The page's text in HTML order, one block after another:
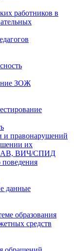
работников в
ЗОЖ
и правонарушений
их
ПАВ, ВИЧ/СПИД
данные
образования
средств